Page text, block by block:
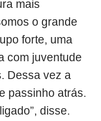
mais
o grande
forte, uma
com juventude
Dessa vez a
passinho atrás.
disse.